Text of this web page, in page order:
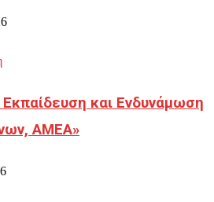
και Ενδυνάμωση
ΑΜΕΑ»